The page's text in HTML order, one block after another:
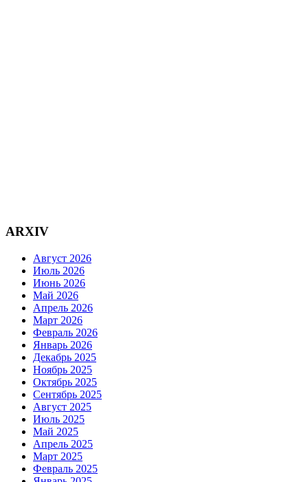
ARXIV
Август 2026
Июль 2026
Июнь 2026
Май 2026
Апрель 2026
Март 2026
Февраль 2026
Январь 2026
Декабрь 2025
Ноябрь 2025
Октябрь 2025
Сентябрь 2025
Август 2025
Июль 2025
Май 2025
Апрель 2025
Март 2025
Февраль 2025